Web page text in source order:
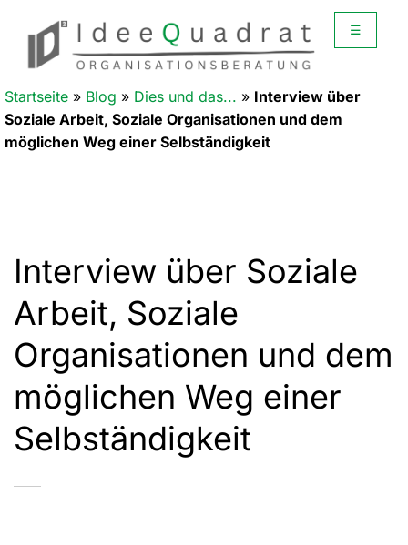
☰
Startseite » Blog » Dies und das... » Interview über
Soziale Arbeit, Soziale Organisationen und dem
möglichen Weg einer Selbständigkeit
Interview über Soziale
Arbeit, Soziale
Organisationen und dem
möglichen Weg einer
Selbständigkeit